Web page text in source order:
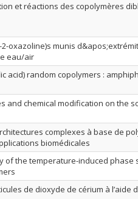
et réactions des copolymères
oxazoline)s munis
eau/air
acid) random copolymers :
and chemical modification on the
complexes à base de
biomédicales
of the temperature-induced
de dioxyde de cérium à l’aide